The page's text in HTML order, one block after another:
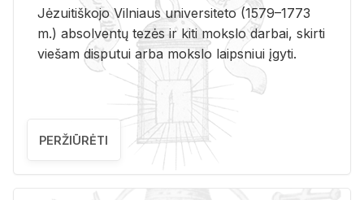
Jėzuitiškojo Vilniaus universiteto (1579–1773
m.) absolventų tezės ir kiti mokslo darbai, skirti
viešam disputui arba mokslo laipsniui įgyti.
PERŽIŪRĖTI